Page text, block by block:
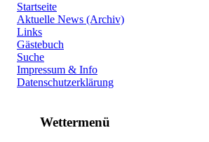
Startseite
Aktuelle News (Archiv)
Links
Gästebuch
Suche
Impressum & Info
Datenschutzerklärung
Wettermenü